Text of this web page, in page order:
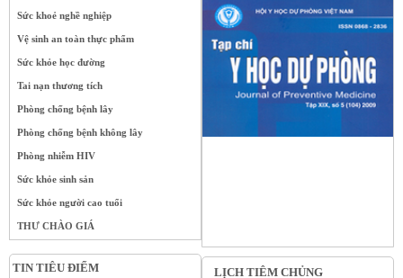
Sức khoẻ nghề nghiệp
Vệ sinh an toàn thực phẩm
Sức khỏe học đường
Tai nạn thương tích
Phòng chống bệnh lây
Phòng chống bệnh không lây
Phòng nhiễm HIV
Sức khỏe sinh sản
Sức khỏe người cao tuổi
THƯ CHÀO GIÁ
TIN TIÊU ĐIỂM LỊCH TIÊM CHỦNG